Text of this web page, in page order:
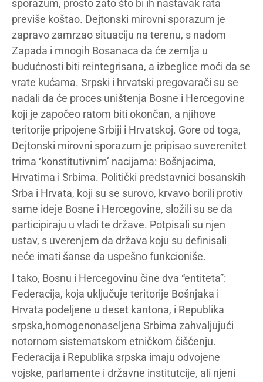
sporazum, prosto zato što bi ih nastavak rata
previše koštao. Dejtonski mirovni sporazum je
zapravo zamrzao situaciju na terenu, s nadom
Zapada i mnogih Bosanaca da će zemlja u
budućnosti biti reintegrisana, a izbeglice moći da se
vrate kućama. Srpski i hrvatski pregovarači su se
nadali da će proces uništenja Bosne i Hercegovine
koji je započeo ratom biti okončan, a njihove
teritorije pripojene Srbiji i Hrvatskoj. Gore od toga,
Dejtonski mirovni sporazum je pripisao suverenitet
trima ‘konstitutivnim’ nacijama: Bošnjacima,
Hrvatima i Srbima. Politički predstavnici bosanskih
Srba i Hrvata, koji su se surovo, krvavo borili protiv
same ideje Bosne i Hercegovine, složili su se da
participiraju u vladi te države. Potpisali su njen
ustav, s uverenjem da država koju su definisali
neće imati šanse da uspešno funkcioniše.
I tako, Bosnu i Hercegovinu čine dva “entiteta”:
Federacija, koja uključuje teritorije Bošnjaka i
Hrvata podeljene u deset kantona, i Republika
srpska,homogenonaseljena Srbima zahvaljujući
notornom sistematskom etničkom čišćenju.
Federacija i Republika srpska imaju odvojene
vojske, parlamente i državne institutcije, ali njeni